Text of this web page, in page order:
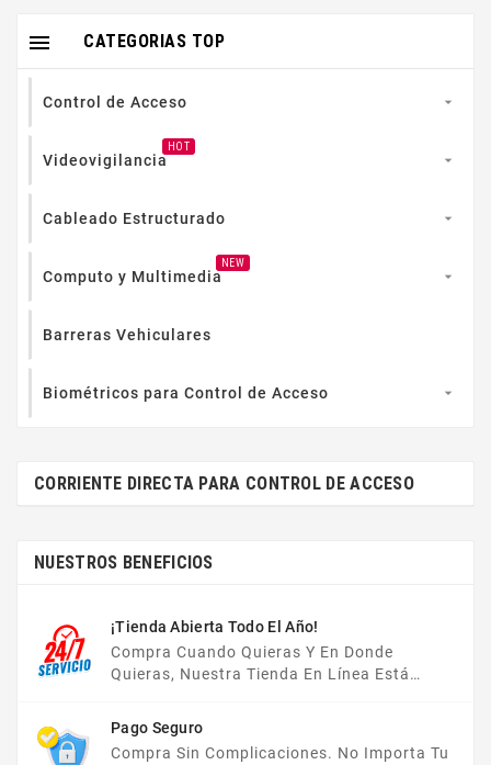
CATEGORIAS TOP

Control de Acceso 
Videovigilancia
HOT

Cableado Estructurado 
Computo y Multimedia
NEW

Barreras Vehiculares
Biométricos para Control de Acceso 
CORRIENTE DIRECTA PARA CONTROL DE ACCESO
NUESTROS BENEFICIOS
¡Tienda Abierta Todo El Año!
Compra Cuando Quieras Y En Donde
Quieras, Nuestra Tienda En Línea Está
Pago Seguro
Compra Sin Complicaciones. No Importa Tu